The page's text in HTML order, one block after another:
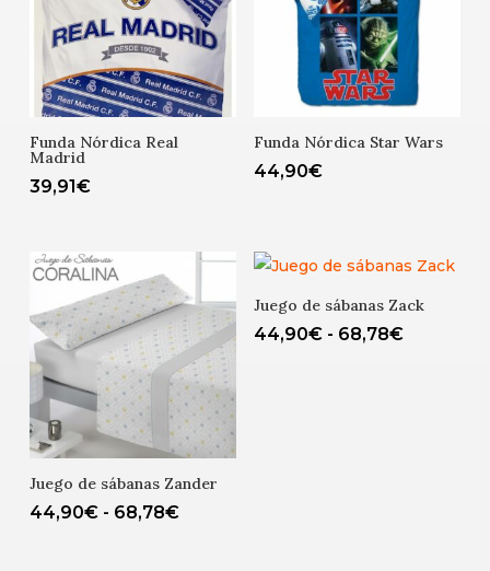
Funda Nórdica Real
Madrid
39,91 €
Funda Nórdica Star Wars
44,90€
Juego de sábanas Zander
44,90€ - 68,78€Rango
Juego de sábanas Zack
44,90€ - 68,78€Rango